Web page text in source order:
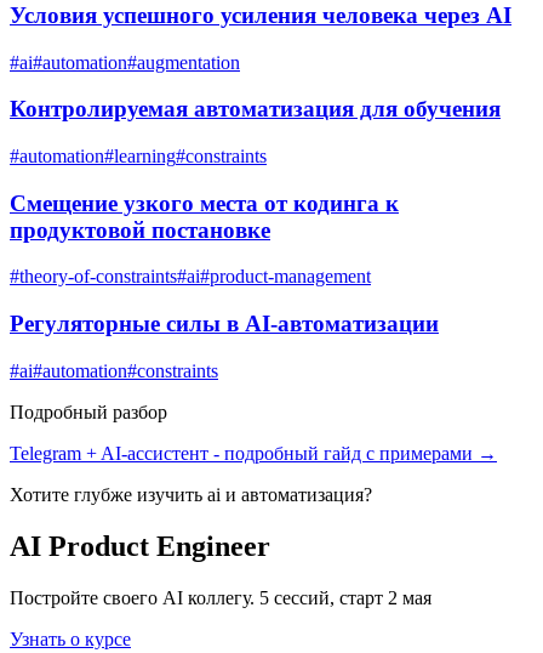
Условия успешного усиления человека через AI
#ai#automation#augmentation
Контролируемая автоматизация для обучения
#automation#learning#constraints
Смещение узкого места от кодинга к
продуктовой постановке
#theory-of-constraints#ai#product-management
Регуляторные силы в AI-автоматизации
#ai#automation#constraints
Подробный разбор
Telegram + AI-ассистент - подробный гайд с примерами →
Хотите глубже изучить ai и автоматизация?
AI Product Engineer
Постройте своего AI коллегу. 5 сессий, старт 2 мая
Узнать о курсе